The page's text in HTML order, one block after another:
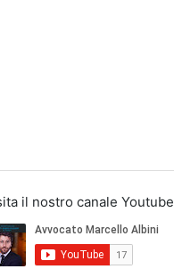
il nostro canale Youtube